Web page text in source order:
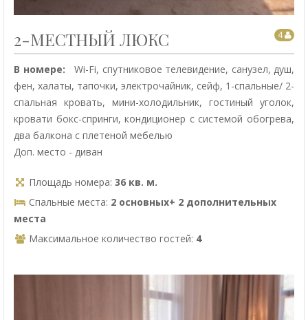
4
2-МЕСТНЫЙ ЛЮКС
В номере: Wi-Fi, спутниковое телевидение, санузел, душ,
фен, халаты, тапочки, электрочайник, сейф, 1-спальные/ 2-
спальная кровать, мини-холодильник, гостиный уголок,
кровати бокс-спринги, кондиционер с системой обогрева,
два балкона с плетеной мебелью
Доп. место - диван
Площадь номера: 36 кв. м.
Спальные места: 2 основных+ 2 дополнительных
места
Максимальное количество гостей: 4